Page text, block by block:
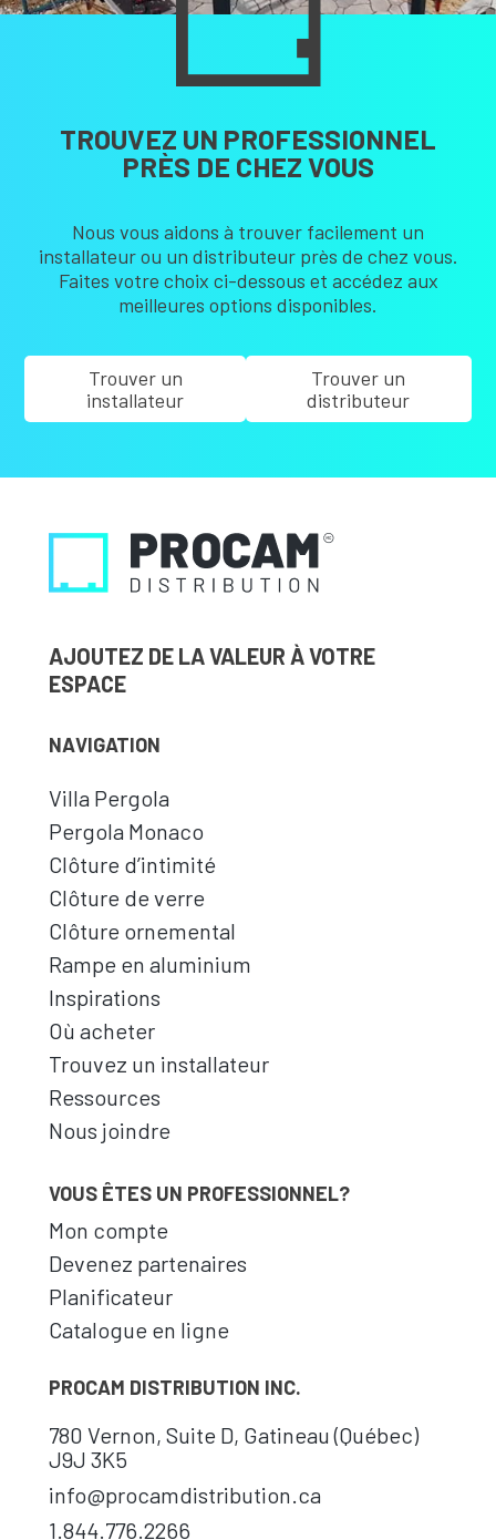
TROUVEZ UN PROFESSIONNEL
PRÈS DE CHEZ VOUS
Nous vous aidons à trouver facilement un
installateur ou un distributeur près de chez vous.
Faites votre choix ci-dessous et accédez aux
meilleures options disponibles.
Trouver un
installateur
Trouver un
distributeur
AJOUTEZ DE LA VALEUR À VOTRE
ESPACE
NAVIGATION
Villa Pergola
Pergola Monaco
Clôture d’intimité
Clôture de verre
Clôture ornemental
Rampe en aluminium
Inspirations
Où acheter
Trouvez un installateur
Ressources
Nous joindre
VOUS ÊTES UN PROFESSIONNEL?
Mon compte
Devenez partenaires
Planificateur
Catalogue en ligne
PROCAM DISTRIBUTION INC.
780 Vernon, Suite D, Gatineau (Québec)
J9J 3K5
info@procamdistribution.ca
1.844.776.2266